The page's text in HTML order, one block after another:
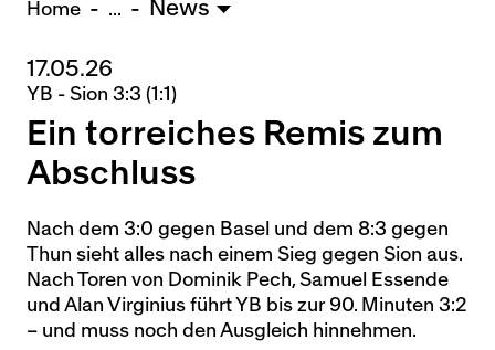
U15 - TOBE *
10:0
Nachwuchs Frauen
Ostermundigen - FU20 *
Biel - FU18 *
0:4
Thörishaus - FU15
* = Testspiel / (C) = Cupspiel
Home ... News
17.05.26
YB - Sion 3:3 (1:1)
Ein torreiches Remis zum
Abschluss
Nach dem 3:0 gegen Basel und dem 8:3 gegen
Thun sieht alles nach einem Sieg gegen Sion aus.
Nach Toren von Dominik Pech, Samuel Essende
und Alan Virginius führt YB bis zur 90. Minuten 3:2
– und muss noch den Ausgleich hinnehmen.